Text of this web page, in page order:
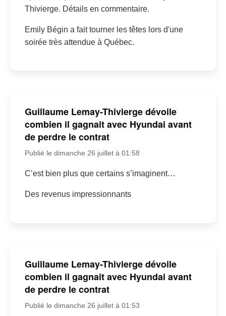
Thivierge. Détails en commentaire.
Emily Bégin a fait tourner les têtes lors d'une
soirée très attendue à Québec.
Guillaume Lemay-Thivierge dévoile
combien il gagnait avec Hyundai avant
de perdre le contrat
Publié le dimanche 26 juillet à 01:58
C’est bien plus que certains s’imaginent…
Des revenus impressionnants
Guillaume Lemay-Thivierge dévoile
combien il gagnait avec Hyundai avant
de perdre le contrat
Publié le dimanche 26 juillet à 01:53